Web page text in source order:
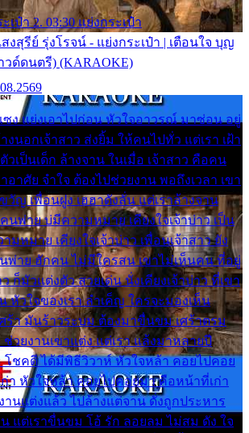
เป๋า 2. 03:30 แย่งกระเป๋า
งสุรีย์ รุ่งโรจน์ - แย่งกระเป๋า | เตือนใจ บุญ
ด์ดนตรี) (KARAOKE)
ซง แย่งเอาไปก่อน หัวใจอาวรณ์ มาซ่อน อยู่
งนอกเจ้าสาว ส่งยิ้ม ให้คนไปทั่ว แต่เรา เฝ้า
วเป็นเด็ก ล้างจาน ในเมื่อ เจ้าสาว คือคน
อาศัย จำใจ ต้องไปช่วยงาน พอถึงเวลา เขา
วัญ เพื่อนฝูง เฮฮาดังลั่น แต่เราล้างจาน
นพ่าย บ่มีความหมาย เคียงใจเจ้าบ่าว เป็น
หมาย เคียงใจเจ้าบ่าว เพื่อนเจ้าสาว ยัง
พ่าย ฮักคน ไม่มีใครสน เขาไม่เห็นคน ที่อยู่
ก็มัวแต่งตัว สวยเด่น นั่งเคียงเจ้าบ่าว ที่เขา
หัวใจของเรา ลำเค็ญ ใครจะมองเห็น
ร้า มันร้าวระบม ต้องมาขื่นขม เศร้าตรม
วยงานเขาแต่ง แต่เรา แล้งมาหลายปี
โชคดี ได้มีพิธีวิวาห์ หัวใจหล้า คอยไปคอย
า หัวใจหล้า คอยไปคอยมา คือหน้าที่เก่า
านแต่งแล้ว ไปล้างแต่จาน ดั่งถูกประหาร
แต่เราขื่นขม โอ้ รัก ลอยลม ไม่สม ดัง ใจ